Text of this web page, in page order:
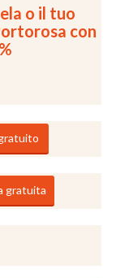
o il tuo
con
gratuita